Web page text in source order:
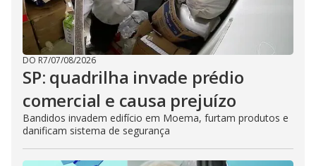
DO R7/07/08/2026
SP: quadrilha invade prédio
comercial e causa prejuízo
Bandidos invadem edifício em Moema, furtam produtos e
danificam sistema de segurança